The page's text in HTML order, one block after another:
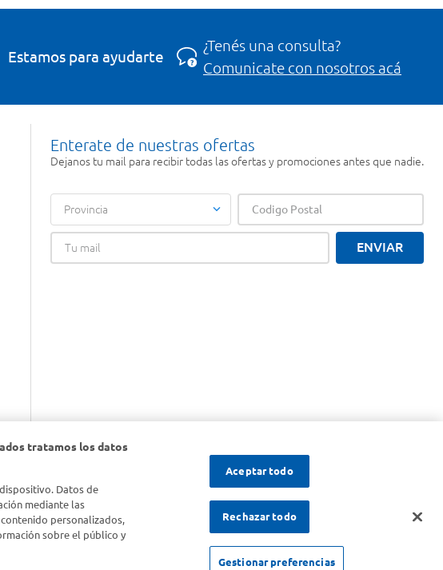
Estamos para ayudarte
¿Tenés una consulta?
Comunicate con nosotros acá
Enterate de nuestras ofertas
Dejanos tu mail para recibir todas las ofertas y promociones antes que nadie.
Provincia
ENVIAR
tratamos los datos
Datos de
mediante las
personalizados,
sobre el público y
Aceptar todo
Rechazar todo
Gestionar preferencias